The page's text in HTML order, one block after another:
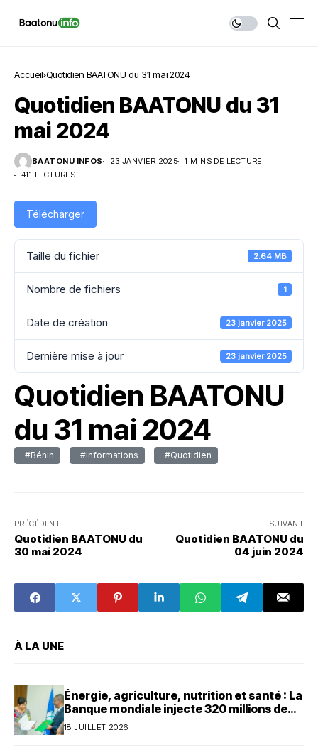
Accueil Quotidien BAATONU du 31 mai 2024
Quotidien BAATONU du 31
mai 2024
BAATONU INFOS 23 JANVIER 2025
1 MINS DE LECTURE
411 LECTURES
Télécharger
Taille du fichier 2.64 MB
Nombre de fichiers 1
Date de création 23 janvier 2025
Dernière mise à jour 23 janvier 2025
Quotidien BAATONU
du 31 mai 2024
#Bénin #Informations #Quotidien
PRÉCÉDENT
Quotidien BAATONU du
30 mai 2024
SUIVANT
Quotidien BAATONU du
04 juin 2024
À LA UNE
Énergie, agriculture, nutrition et santé : La
Banque mondiale injecte 320 millions de
dollars au Bénin
18 JUILLET 2026